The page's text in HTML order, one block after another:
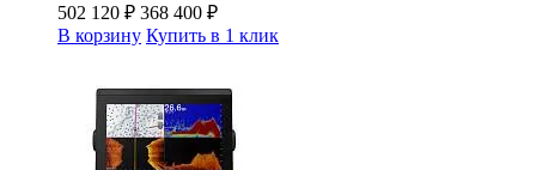
502 120 ₽ 368 400 ₽
В корзину Купить в 1 клик